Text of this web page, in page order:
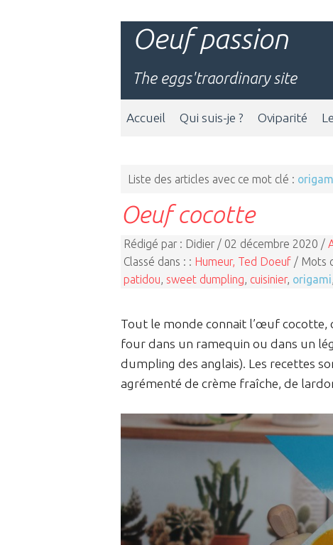
Oeuf passion
The eggs'traordinary site
Accueil Qui suis-je ? Oviparité
Liste des articles avec ce mot clé :
Oeuf cocotte
Rédigé par : Didier / 02 décembre 2020 /
Classé dans : : Humeur, Ted Doeuf / Mots
patidou sweet dumpling cuisinier, origami
Tout le monde connait l’œuf cocotte,
four dans un ramequin ou dans un
dumpling des anglais). Les recettes
agrémenté de crème fraîche, de